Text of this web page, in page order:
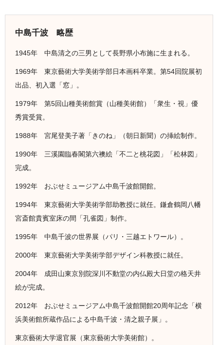
中島千波 略歴
1945年 中島清之の三男として長野県小布施に生まれる。
1969年 東京藝術大学美術学部日本画科卒業。第54回院展初
出品、初入選「窓」。
1979年 第5回山種美術館賞（山種美術館）「衆生・視」優
秀賞受賞。
1988年 宮尾登美子著「きのね」（朝日新聞）の挿絵制作。
1990年 三溪園臨春閣第六襖絵「不二と桃花図」「松林図」
完成。
1992年 おぶせミュージアム中島千波館開館。
1994年 東京藝術大学美術学部助教授に就任。鎌倉鶴岡八幡
宮斎館貴賓室床の間「孔雀図」制作。
1995年 中島千波の世界展（パリ・三越エトワール）。
2000年 東京藝術大学美術学部デザイン科教授に就任。
2004年 成田山東京別院深川不動堂の内仏殿大日堂の格天井
絵が完成。
2012年 おぶせミュージアム中島千波館開館20周年記念「横
浜美術館所蔵作品による中島千波・清之親子展」。
東京藝術大学退官展（東京藝術大学美術館）。